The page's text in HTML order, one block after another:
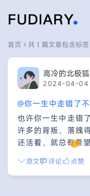
首页 共 1 篇文章包含标签
高冷的北极狐
2024-04-04
@你一生中走错了
也许你一生中走错
许多的背叛，落魄
还活着，就总有希
原文 评论 点赞